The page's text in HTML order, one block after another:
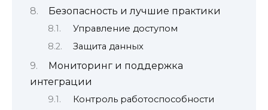
Безопасность и лучшие практики
Управление доступом
Защита данных
Мониторинг и поддержка
интеграции
Контроль работоспособности